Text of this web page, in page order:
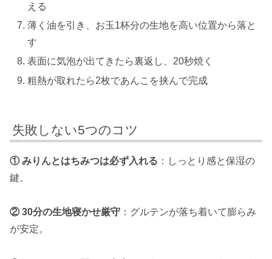
える
薄く油を引き、お玉1杯分の生地を高い位置から落と
す
表面に気泡が出てきたら裏返し、20秒焼く
粗熱が取れたら2枚であんこを挟んで完成
失敗しない5つのコツ
① みりんとはちみつは必ず入れる ：しっとり感と保湿の
鍵。
② 30分の生地寝かせ厳守 ：グルテンが落ち着いて膨らみ
が安定。